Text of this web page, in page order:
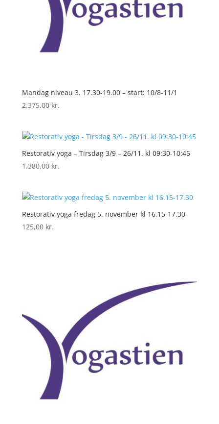
Mandag niveau 3. 17.30-19.00 – start: 10/8-11/1
2.375,00 kr.
Restorativ yoga – Tirsdag 3/9 – 26/11. kl 09:30-10:45
1.380,00 kr.
Restorativ yoga fredag 5. november kl 16.15-17.30
125,00 kr.